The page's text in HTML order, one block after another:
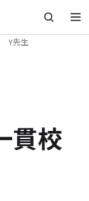
Y先生
貫校